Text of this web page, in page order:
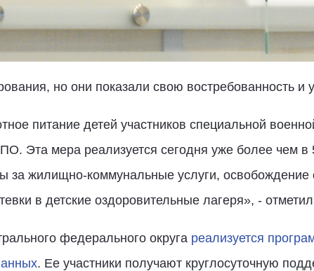
но они показали свою востребованность и
питание детей участников специальной
Эта мера реализуется сегодня уже более чем
за жилищно-коммунальные услуги, освобождение
в детские оздоровительные лагеря», -
федерального округа реализуется
. Ее участники получают круглосуточную